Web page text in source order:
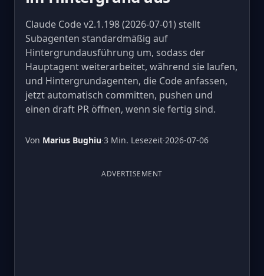
Claude Code v2.1.198 (2026-07-01) stellt
Subagenten standardmäßig auf
Hintergrundausführung um, sodass der
Hauptagent weiterarbeitet, während sie laufen,
und Hintergrundagenten, die Code anfassen,
jetzt automatisch committen, pushen und
einen draft PR öffnen, wenn sie fertig sind.
Von Marius Bughiu·3 Min. Lesezeit·2026-07-06
ADVERTISEMENT